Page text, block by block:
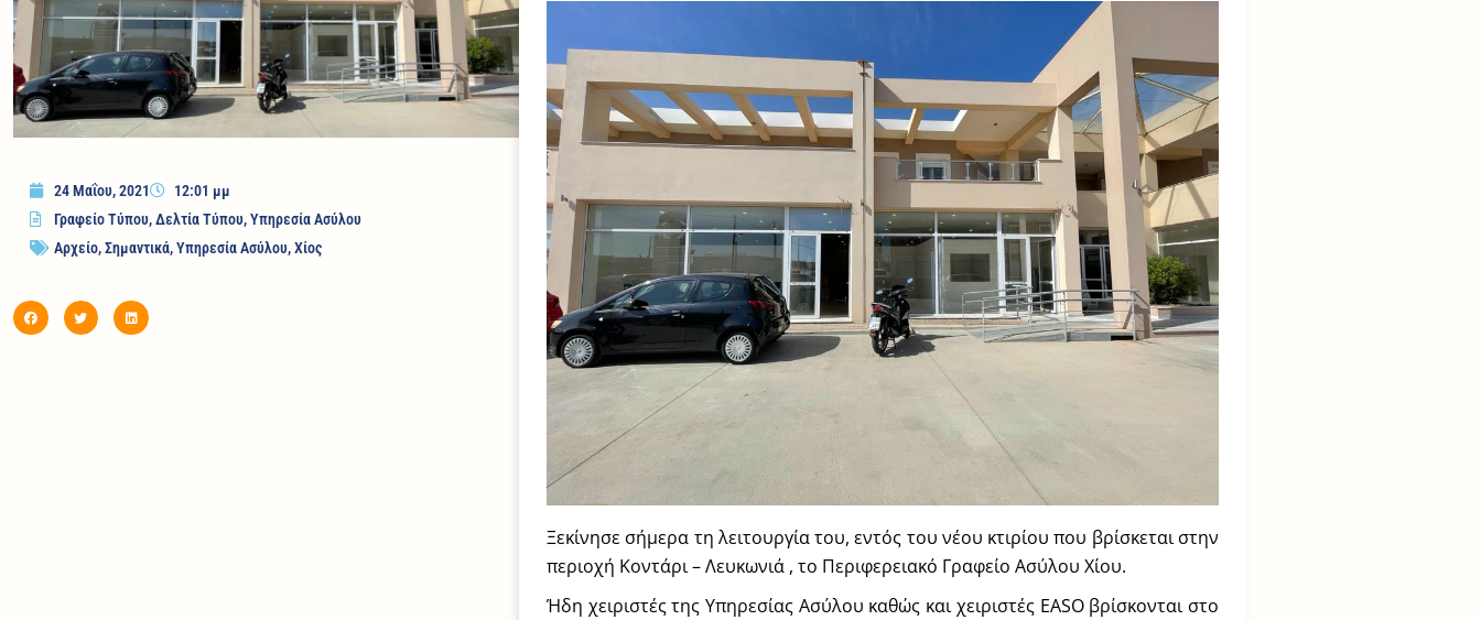
24 Μαΐου, 2021
12:01 μμ
Γραφείο Τύπου,Δελτία Τύπου,Υπηρεσία Ασύλου
Αρχείο,Σημαντικά,Υπηρεσία Ασύλου,Χίος
Ξεκίνησε σήμερα τη λειτουργία του, εντός του νέου κτιρίου που βρίσκεται στην
περιοχή Κοντάρι – Λευκωνιά , το Περιφερειακό Γραφείο Ασύλου Χίου.
Ήδη χειριστές της Υπηρεσίας Ασύλου καθώς και χειριστές EASO βρίσκονται στο